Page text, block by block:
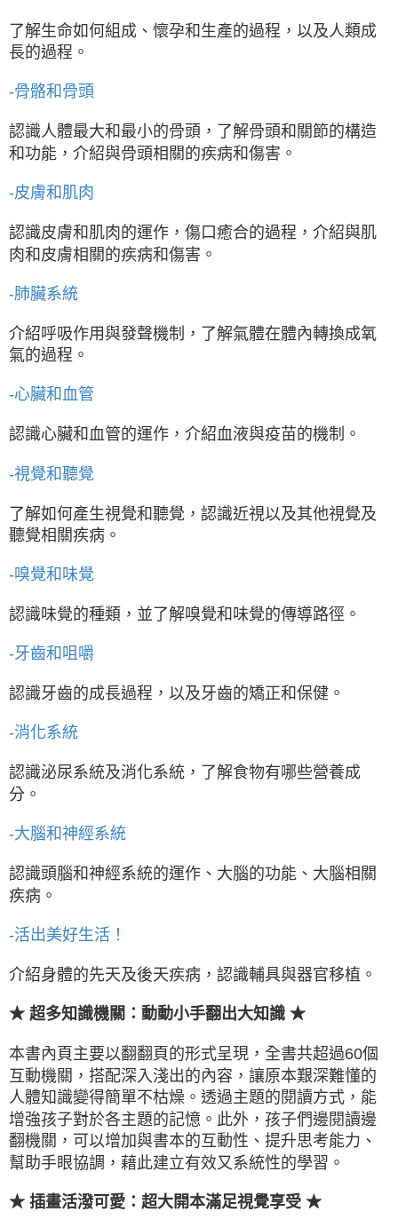
了解生命如何組成、懷孕和生產的過程，以及人類成
長的過程。
-骨骼和骨頭
認識人體最大和最小的骨頭，了解骨頭和關節的構造
和功能，介紹與骨頭相關的疾病和傷害。
-皮膚和肌肉
認識皮膚和肌肉的運作，傷口癒合的過程，介紹與肌
肉和皮膚相關的疾病和傷害。
-肺臟系統
介紹呼吸作用與發聲機制，了解氣體在體內轉換成氧
氣的過程。
-心臟和血管
認識心臟和血管的運作，介紹血液與疫苗的機制。
-視覺和聽覺
了解如何產生視覺和聽覺，認識近視以及其他視覺及
聽覺相關疾病。
-嗅覺和味覺
認識味覺的種類，並了解嗅覺和味覺的傳導路徑。
-牙齒和咀嚼
認識牙齒的成長過程，以及牙齒的矯正和保健。
-消化系統
認識泌尿系統及消化系統，了解食物有哪些營養成
分。
-大腦和神經系統
認識頭腦和神經系統的運作、大腦的功能、大腦相關
疾病。
-活出美好生活！
介紹身體的先天及後天疾病，認識輔具與器官移植。
★ 超多知識機關：動動小手翻出大知識 ★
本書內頁主要以翻翻頁的形式呈現，全書共超過60個
互動機關，搭配深入淺出的內容，讓原本艱深難懂的
人體知識變得簡單不枯燥。透過主題的閱讀方式，能
增強孩子對於各主題的記憶。此外，孩子們邊閱讀邊
翻機關，可以增加與書本的互動性、提升思考能力、
幫助手眼協調，藉此建立有效又系統性的學習。
★ 插畫活潑可愛：超大開本滿足視覺享受 ★